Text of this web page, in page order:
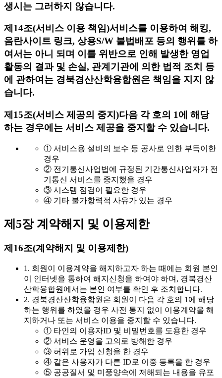
생시는 그러하지 않습니다.
제14조(서비스 이용 책임)서비스를 이용하여 해킹,
음란사이트 링크, 상용S/W 불법배포 등의 행위를 하
여서는 아니 되며 이를 위반으로 인해 발생한 영업
활동의 결과 및 손실, 관계기관에 의한 법적 조치 등
에 관하여는 경북경산산학융합원은 책임을 지지 않
습니다.
제15조(서비스 제공의 중지)다음 각 호의 1에 해당
하는 경우에는 서비스 제공을 중지할 수 있습니다.
① 서비스용 설비의 보수 등 공사로 인한 부득이한
경우
② 전기통신사업법에 규정된 기간통신사업자가 전
기통신 서비스를 중지했을 경우
③ 시스템 점검이 필요한 경우
④ 기타 불가항력적 사유가 있는 경우
제5장 계약해지 및 이용제한
제16조(계약해지 및 이용제한)
1. 회원이 이용계약을 해지하고자 하는 때에는 회원 본인
이 인터넷을 통하여 해지신청을 하여야 하며, 경북경산
산학융합원에서는 본인 여부를 확인 후 조치합니다.
2. 경북경산산학융합원은 회원이 다음 각 호의 1에 해당
하는 행위를 하였을 경우 사전 통지 없이 이용계약을 해
지하거나 또는 서비스 이용을 중지할 수 있습니다.
① 타인의 이용자ID 및 비밀번호를 도용한 경우
② 서비스 운영을 고의로 방해한 경우
③ 허위로 가입 신청을 한 경우
④ 같은 사용자가 다른 ID로 이중 등록을 한 경우
⑤ 공공질서 및 미풍양속에 저해되는 내용을 유포